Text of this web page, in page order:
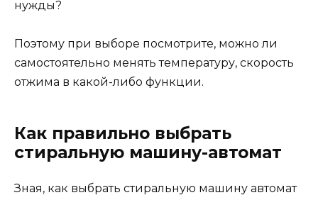
нужды?
Поэтому при выборе посмотрите, можно ли
самостоятельно менять температуру, скорость
отжима в какой-либо функции.
Как правильно выбрать
стиральную машину-автомат
Зная, как выбрать стиральную машину автомат